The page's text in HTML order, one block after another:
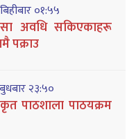
०१:५५
अवधि सकिएकाहरू
पक्राउ
२३:५०
पाठशाला पाठयक्रम